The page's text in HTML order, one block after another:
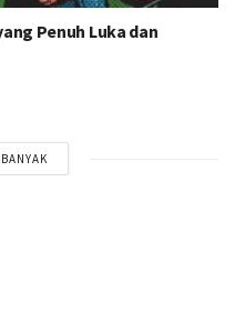
Penuh Luka dan